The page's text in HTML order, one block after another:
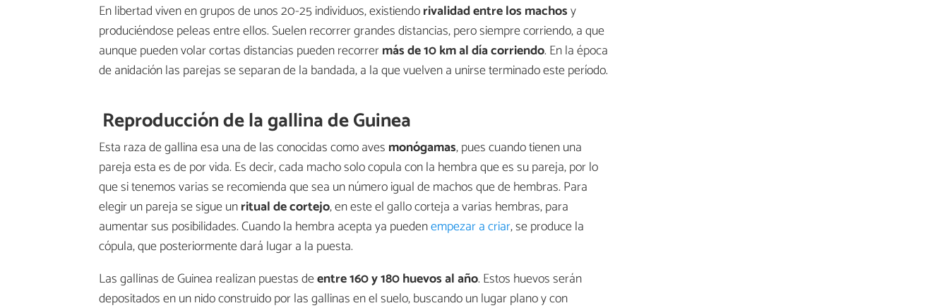
En libertad viven en grupos de unos 20-25 individuos, existiendorivalidad entre los machosy
produciéndose peleas entre ellos. Suelen recorrer grandes distancias, pero siempre corriendo, a que
aunque pueden volar cortas distancias pueden recorrermás de 10 km al día corriendo. En la época
de anidación las parejas se separan de la bandada, a la que vuelven a unirse terminado este período.
Reproducción de la gallina de Guinea
Esta raza de gallina esa una de las conocidas como aves monógamas, pues cuando tienen una
pareja esta es de por vida. Es decir, cada macho solo copula con la hembra que es su pareja, por lo
que si tenemos varias se recomienda que sea un número igual de machos que de hembras. Para
elegir un pareja se sigue unritual de cortejo, en este el gallo corteja a varias hembras, para
aumentar sus posibilidades. Cuando la hembra acepta ya puedenempezar a criar, se produce la
cópula, que posteriormente dará lugar a la puesta.
Las gallinas de Guinea realizan puestas deentre 160 y 180 huevos al año. Estos huevos serán
depositados en un nido construido por las gallinas en el suelo, buscando un lugar plano y con